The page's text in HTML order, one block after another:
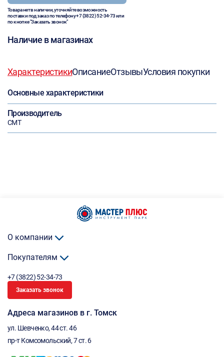
Товара нет в наличии, уточняйте возможность
поставки под заказ по телефону+7 (3822) 52-34-73или
по кнопке "Заказать звонок"
Наличие в магазинах
ХарактеристикиОписаниеОтзывыУсловия покупки
Основные характеристики
Производитель
CMT
О компании
Покупателям
+7 (3822) 52-34-73
Заказать звонок
Адреса магазинов в г. Томск
ул. Шевченко, 44 ст. 46
пр-т Комсомольский, 7 ст. 6